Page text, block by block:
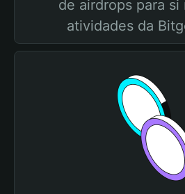
de airdrops para si
atividades da